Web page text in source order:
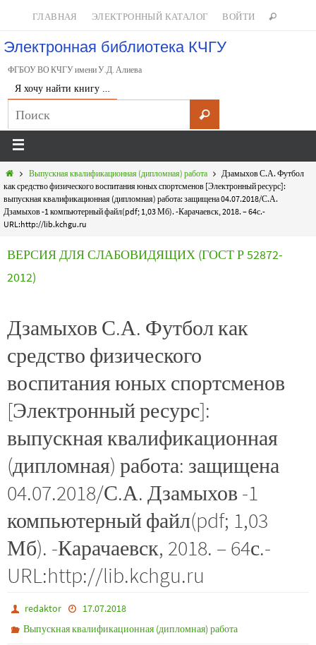
ГЛАВНАЯ ЭЛЕКТРОННЫЙ КАТАЛОГ ВОЙТИ
Электронная библиотека КЧГУ
ФГБОУ ВО КЧГУ имени У.Д. Алиева
Я хочу найти книгу …
Выпускная квалификационная (дипломная) работа
Дзамыхов С.А. Футбол
как средство физического воспитания юных спортсменов [Электронный ресурс]:
выпускная квалификационная (дипломная) работа: защищена 04.07.2018/С.А.
Дзамыхов -1 компьютерный файл(pdf; 1,03 Мб). -Карачаевск, 2018. – 64с.-
URL:http://lib.kchgu.ru
ВЕРСИЯ ДЛЯ СЛАБОВИДЯЩИХ (ГОСТ Р 52872-
2012)
Дзамыхов С.А. Футбол как
средство физического
воспитания юных спортсменов
[Электронный ресурс]:
выпускная квалификационная
(дипломная) работа: защищена
04.07.2018/С.А. Дзамыхов -1
компьютерный файл(pdf; 1,03
Мб). -Карачаевск, 2018. – 64с.-
URL:http://lib.kchgu.ru
redaktor
17.07.2018
Выпускная квалификационная (дипломная) работа